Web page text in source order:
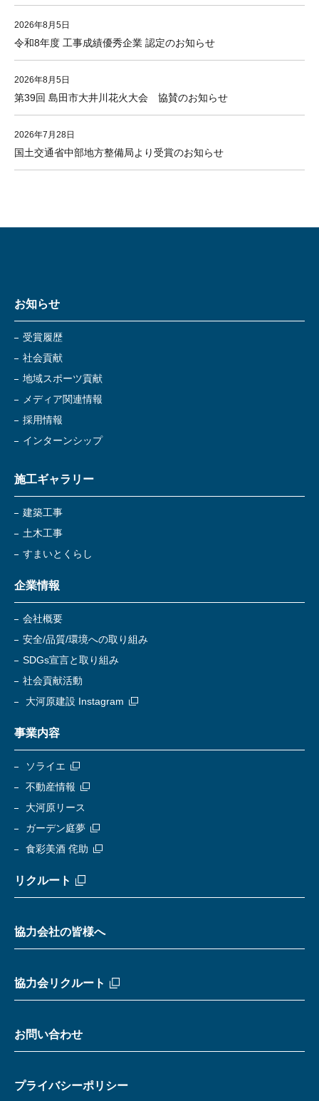
2026年8月5日
令和8年度 工事成績優秀企業 認定のお知らせ
2026年8月5日
第39回 島田市大井川花火大会 協賛のお知らせ
2026年7月28日
国土交通省中部地方整備局より受賞のお知らせ
お知らせ
受賞履歴
社会貢献
地域スポーツ貢献
メディア関連情報
採用情報
インターンシップ
施工ギャラリー
建築工事
土木工事
すまいとくらし
企業情報
会社概要
安全/品質/環境への取り組み
SDGs宣言と取り組み
社会貢献活動
大河原建設 Instagram
事業内容
ソライエ
不動産情報
大河原リース
ガーデン庭夢
食彩美酒 侘助
リクルート
協力会社の皆様へ
協力会リクルート
お問い合わせ
プライバシーポリシー